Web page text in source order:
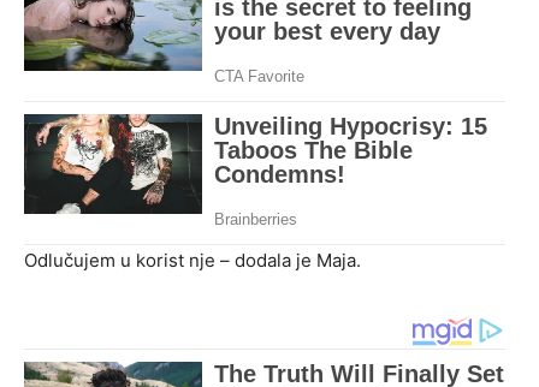
Odlučujem u korist nje – dodala je Maja.